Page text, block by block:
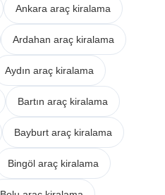
Ankara araç kiralama
Ardahan araç kiralama
Aydın araç kiralama
Bartın araç kiralama
Bayburt araç kiralama
Bingöl araç kiralama